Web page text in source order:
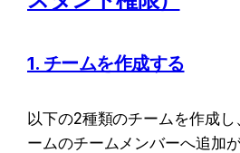
1. チームを作成する
以下の2種類のチームを作成
ームのチームメンバーへ追加が